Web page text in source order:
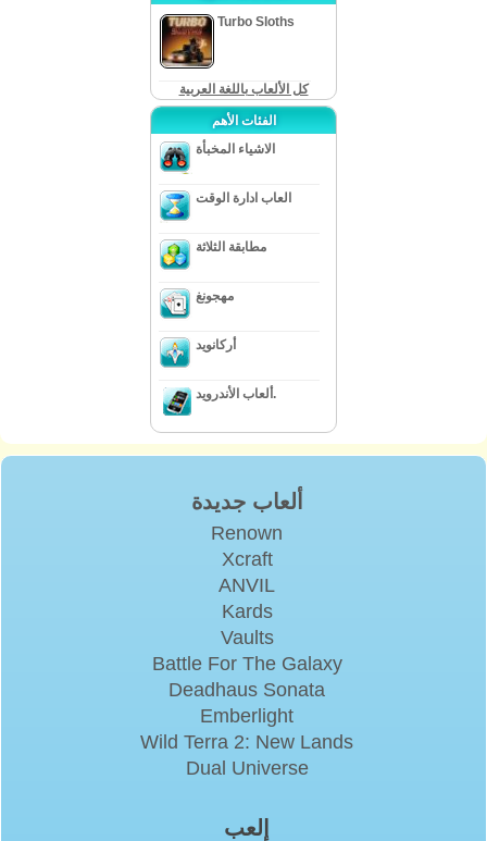
Turbo Sloths
كل الألعاب باللغة العربية
الفئات الأهم
الاشياء المخبأة
العاب ادارة الوقت
مطابقة الثلاثة
مهجونغ
أركانويد
ألعاب الأندرويد.
ألعاب جديدة
Renown
Xcraft
ANVIL
Kards
Vaults
Battle For The Galaxy
Deadhaus Sonata
Emberlight
Wild Terra 2: New Lands
Dual Universe
إلعب